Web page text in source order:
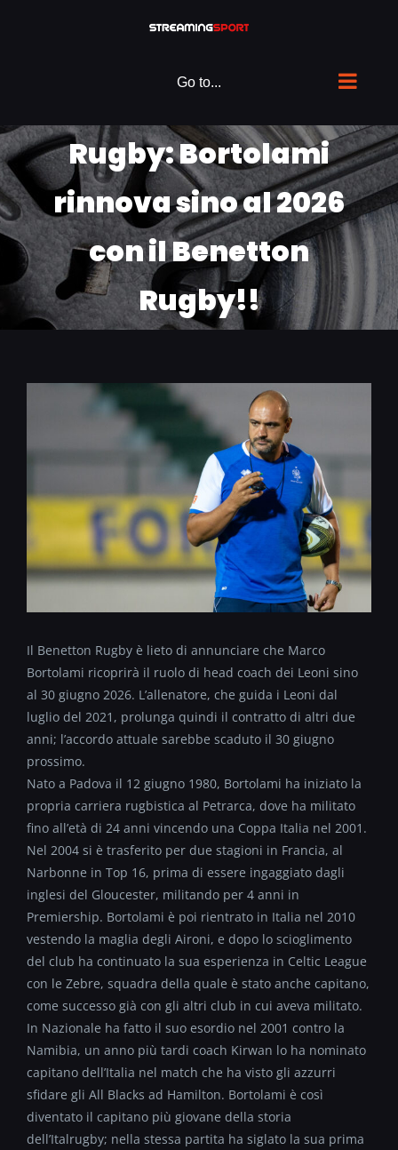
Go to...
Rugby: Bortolami
rinnova sino al 2026
con il Benetton
Rugby!!
Il Benetton Rugby è lieto di annunciare che Marco
Bortolami ricoprirà il ruolo di head coach dei Leoni sino
al 30 giugno 2026. L’allenatore, che guida i Leoni dal
luglio del 2021, prolunga quindi il contratto di altri due
anni; l’accordo attuale sarebbe scaduto il 30 giugno
prossimo.
Nato a Padova il 12 giugno 1980, Bortolami ha iniziato la
propria carriera rugbistica al Petrarca, dove ha militato
fino all’età di 24 anni vincendo una Coppa Italia nel 2001.
Nel 2004 si è trasferito per due stagioni in Francia, al
Narbonne in Top 16, prima di essere ingaggiato dagli
inglesi del Gloucester, militando per 4 anni in
Premiership. Bortolami è poi rientrato in Italia nel 2010
vestendo la maglia degli Aironi, e dopo lo scioglimento
del club ha continuato la sua esperienza in Celtic League
con le Zebre, squadra della quale è stato anche capitano,
come successo già con gli altri club in cui aveva militato.
In Nazionale ha fatto il suo esordio nel 2001 contro la
Namibia, un anno più tardi coach Kirwan lo ha nominato
capitano dell’Italia nel match che ha visto gli azzurri
sfidare gli All Blacks ad Hamilton. Bortolami è così
diventato il capitano più giovane della storia
dell’Italrugby; nella stessa partita ha siglato la sua prima